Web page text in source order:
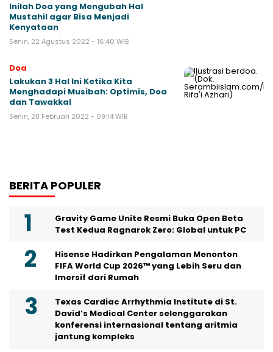
Inilah Doa yang Mengubah Hal
Mustahil agar Bisa Menjadi
Kenyataan
Senin, 22 Agustus 2022 - 16:40 WIB
Doa
Lakukan 3 Hal Ini Ketika Kita
Menghadapi Musibah: Optimis, Doa
dan Tawakkal
Senin, 28 Februari 2022 - 09:14 WIB
BERITA POPULER
Gravity Game Unite Resmi Buka Open Beta
Test Kedua Ragnarok Zero: Global untuk PC
Hisense Hadirkan Pengalaman Menonton
FIFA World Cup 2026™ yang Lebih Seru dan
Imersif dari Rumah
Texas Cardiac Arrhythmia Institute di St.
David’s Medical Center selenggarakan
konferensi internasional tentang aritmia
jantung kompleks